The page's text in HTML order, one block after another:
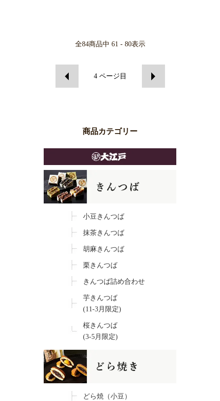
全84商品中 61 - 80表示
4 ページ目
商品カテゴリー
小豆きんつば
抹茶きんつば
胡麻きんつば
栗きんつば
きんつば詰め合わせ
芋きんつば
(11-3月限定)
桜きんつば
(3-5月限定)
どら焼（小豆）